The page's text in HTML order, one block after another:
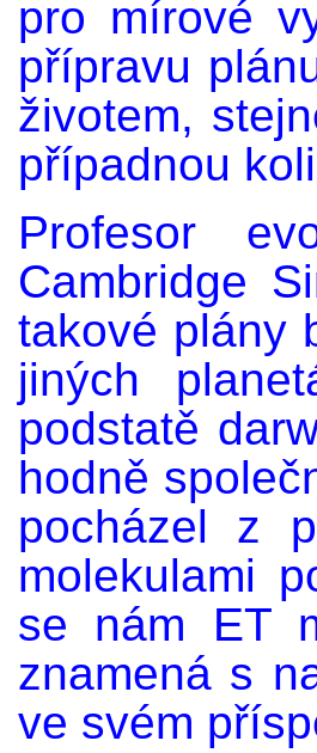
pro mírové
přípravu
životem,
případnou
Profesor
Cambridge
takové plány
jiných
podstatě
hodně
pocházel z
molekulami
se nám ET
znamená s
ve svém